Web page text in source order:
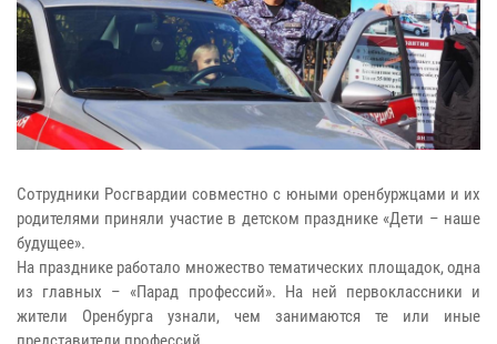
Сотрудники Росгвардии совместно с юными оренбуржцами и их
родителями приняли участие в детском празднике «Дети – наше
будущее».
На празднике работало множество тематических площадок, одна
из главных – «Парад профессий». На ней первоклассники и
жители Оренбурга узнали, чем занимаются те или иные